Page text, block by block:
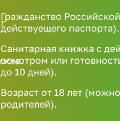
Гражданство
действуещего паспорта).
Санитарная книжка с
осмотром или
до 10 дней).
Возраст от 18 лет
родителей).